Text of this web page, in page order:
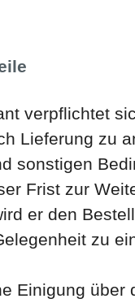
verpflichtet
Lieferung zu
sonstigen
Frist zur
er den
zu
Einigung über